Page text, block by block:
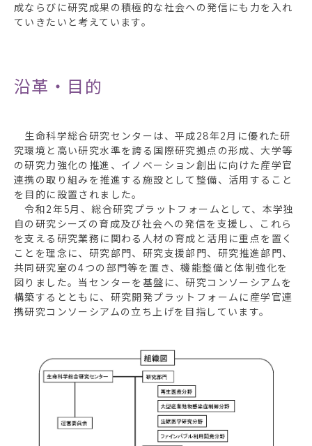
成ならびに研究成果の積極的な社会への発信にも力を入れ
ていきたいと考えています。
沿革・目的
生命科学総合研究センターは、平成28年2月に優れた研
究環境と高い研究水準を誇る国際研究拠点の形成、大学等
の研究力強化の推進、イノベーション創出に向けた産学官
連携の取り組みを推進する施設として整備、活用すること
を目的に設置されました。
令和2年5月、総合研究プラットフォームとして、本学独
自の研究シーズの育成及び社会への発信を支援し、これら
を支える研究業務に関わる人材の育成と活用に重点を置く
ことを理念に、研究部門、研究支援部門、研究推進部門、
共同研究室の4つの部門等を置き、機能整備と体制強化を
図りました。当センターを基盤に、研究コンソーシアムを
構築するとともに、研究開発プラットフォームに産学官連
携研究コンソーシアムの立ち上げを目指しています。